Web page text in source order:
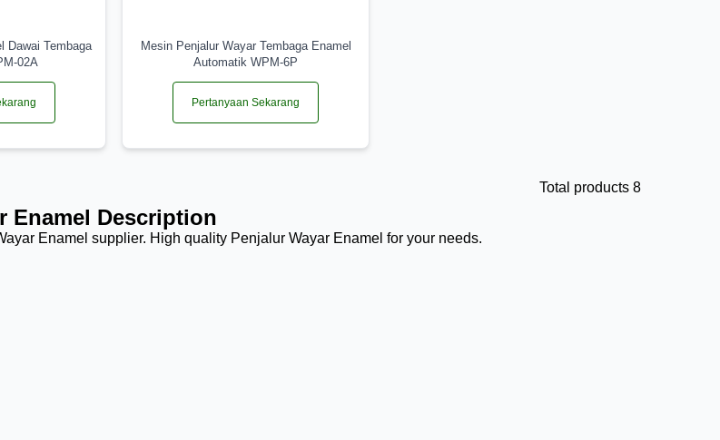
Dawai Tembaga
02A
Mesin Penjalur Wayar Tembaga Enamel
Automatik WPM-6P
Pertanyaan Sekarang
Total products 8
Enamel Description
Enamel supplier. High quality Penjalur Wayar Enamel for your needs.